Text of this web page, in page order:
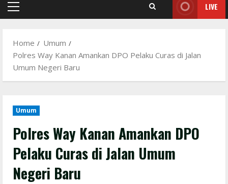
Primary
LIVE
Home
Umum
Polres Way Kanan Amankan DPO Pelaku Curas di Jalan
Umum Negeri Baru
Umum
Polres Way Kanan Amankan DPO
Pelaku Curas di Jalan Umum
Negeri Baru